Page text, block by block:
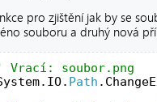
pro zjištění jak by se
souboru a druhý nová
Path